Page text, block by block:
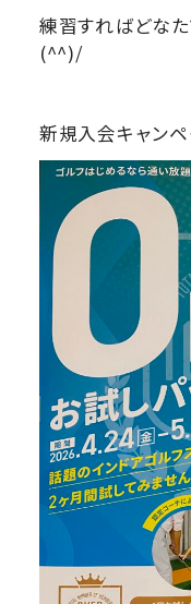
練習すればどな
(^^)/
新規入会キャン